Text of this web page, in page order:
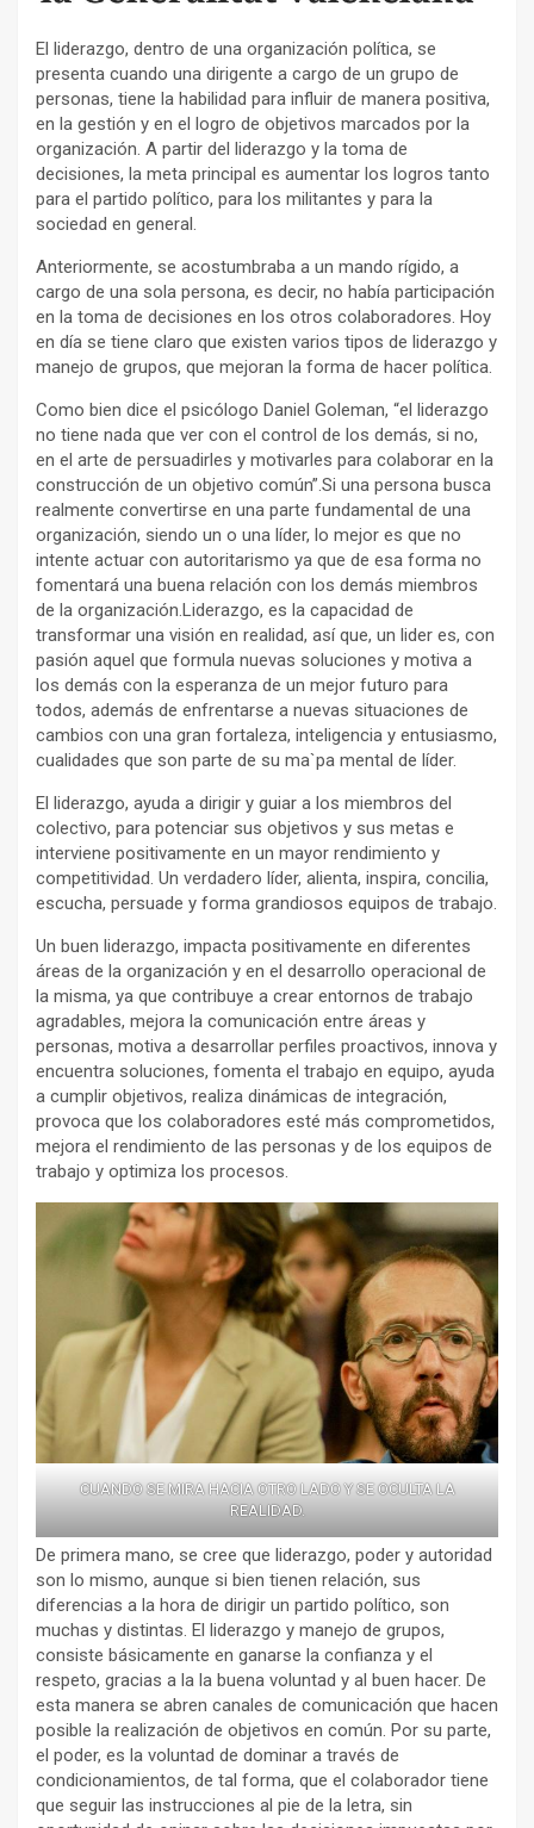
El liderazgo, dentro de una organización política, se
presenta cuando una dirigente a cargo de un grupo de
personas, tiene la habilidad para influir de manera positiva,
en la gestión y en el logro de objetivos marcados por la
organización. A partir del liderazgo y la toma de
decisiones, la meta principal es aumentar los logros tanto
para el partido político, para los militantes y para la
sociedad en general.
Anteriormente, se acostumbraba a un mando rígido, a
cargo de una sola persona, es decir, no había participación
en la toma de decisiones en los otros colaboradores. Hoy
en día se tiene claro que existen varios tipos de liderazgo y
manejo de grupos, que mejoran la forma de hacer política.
Como bien dice el psicólogo Daniel Goleman, “el liderazgo
no tiene nada que ver con el control de los demás, si no,
en el arte de persuadirles y motivarles para colaborar en la
construcción de un objetivo común”.Si una persona busca
realmente convertirse en una parte fundamental de una
organización, siendo un o una líder, lo mejor es que no
intente actuar con autoritarismo ya que de esa forma no
fomentará una buena relación con los demás miembros
de la organización.Liderazgo, es la capacidad de
transformar una visión en realidad, así que, un lider es, con
pasión aquel que formula nuevas soluciones y motiva a
los demás con la esperanza de un mejor futuro para
todos, además de enfrentarse a nuevas situaciones de
cambios con una gran fortaleza, inteligencia y entusiasmo,
cualidades que son parte de su ma`pa mental de líder.
El liderazgo, ayuda a dirigir y guiar a los miembros del
colectivo, para potenciar sus objetivos y sus metas e
interviene positivamente en un mayor rendimiento y
competitividad. Un verdadero líder, alienta, inspira, concilia,
escucha, persuade y forma grandiosos equipos de trabajo.
Un buen liderazgo, impacta positivamente en diferentes
áreas de la organización y en el desarrollo operacional de
la misma, ya que contribuye a crear entornos de trabajo
agradables, mejora la comunicación entre áreas y
personas, motiva a desarrollar perfiles proactivos, innova y
encuentra soluciones, fomenta el trabajo en equipo, ayuda
a cumplir objetivos, realiza dinámicas de integración,
provoca que los colaboradores esté más comprometidos,
mejora el rendimiento de las personas y de los equipos de
trabajo y optimiza los procesos.
CUANDO SE MIRA HACIA OTRO LADO Y SE OCULTA LA
REALIDAD.
De primera mano, se cree que liderazgo, poder y autoridad
son lo mismo, aunque si bien tienen relación, sus
diferencias a la hora de dirigir un partido político, son
muchas y distintas. El liderazgo y manejo de grupos,
consiste básicamente en ganarse la confianza y el
respeto, gracias a la la buena voluntad y al buen hacer. De
esta manera se abren canales de comunicación que hacen
posible la realización de objetivos en común. Por su parte,
el poder, es la voluntad de dominar a través de
condicionamientos, de tal forma, que el colaborador tiene
que seguir las instrucciones al pie de la letra, sin